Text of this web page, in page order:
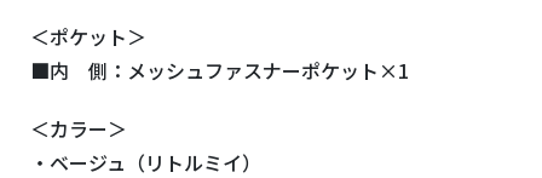
＜ポケット＞
■内 側：メッシュファスナーポケット×1
＜カラー＞
・ベージュ（リトルミイ）